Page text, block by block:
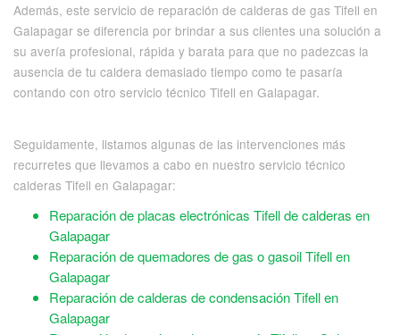
Además, este servicio de reparación de calderas de gas Tifell en
Galapagar se diferencia por brindar a sus clientes una solución a
su avería profesional, rápida y barata para que no padezcas la
ausencia de tu caldera demasiado tiempo como te pasaría
contando con otro servicio técnico Tifell en Galapagar.
Seguidamente, listamos algunas de las intervenciones más
recurretes que llevamos a cabo en nuestro servicio técnico
calderas Tifell en Galapagar:
Reparación de placas electrónicas Tifell de calderas en
Galapagar
Reparación de quemadores de gas o gasoil Tifell en
Galapagar
Reparación de calderas de condensación Tifell en
Galapagar